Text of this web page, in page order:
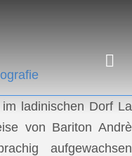
ladinischen Dorf La
von Bariton Andrè
aufgewachsen